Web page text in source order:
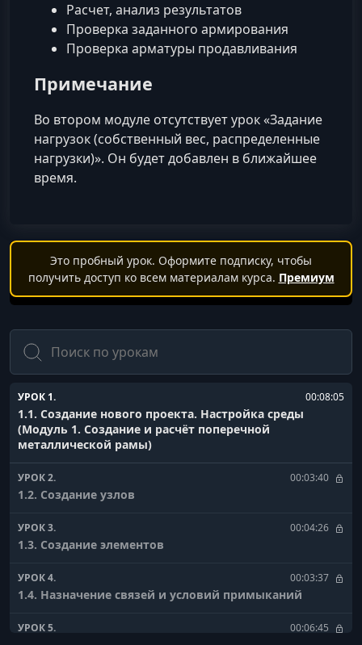
Расчет, анализ результатов
Проверка заданного армирования
Проверка арматуры продавливания
Примечание
Во втором модуле отсутствует урок «Задание
нагрузок (собственный вес, распределенные
нагрузки)». Он будет добавлен в ближайшее
время.
Это пробный урок. Оформите подписку, чтобы
получить доступ ко всем материалам курса. Премиум
Поиск
УРОК 1. 00:08:05
1.1. Создание нового проекта. Настройка среды
(Модуль 1. Создание и расчёт поперечной
металлической рамы)
УРОК 2. 00:03:40
1.2. Создание узлов
УРОК 3. 00:04:26
1.3. Создание элементов
УРОК 4. 00:03:37
1.4. Назначение связей и условий примыканий
УРОК 5. 00:06:45